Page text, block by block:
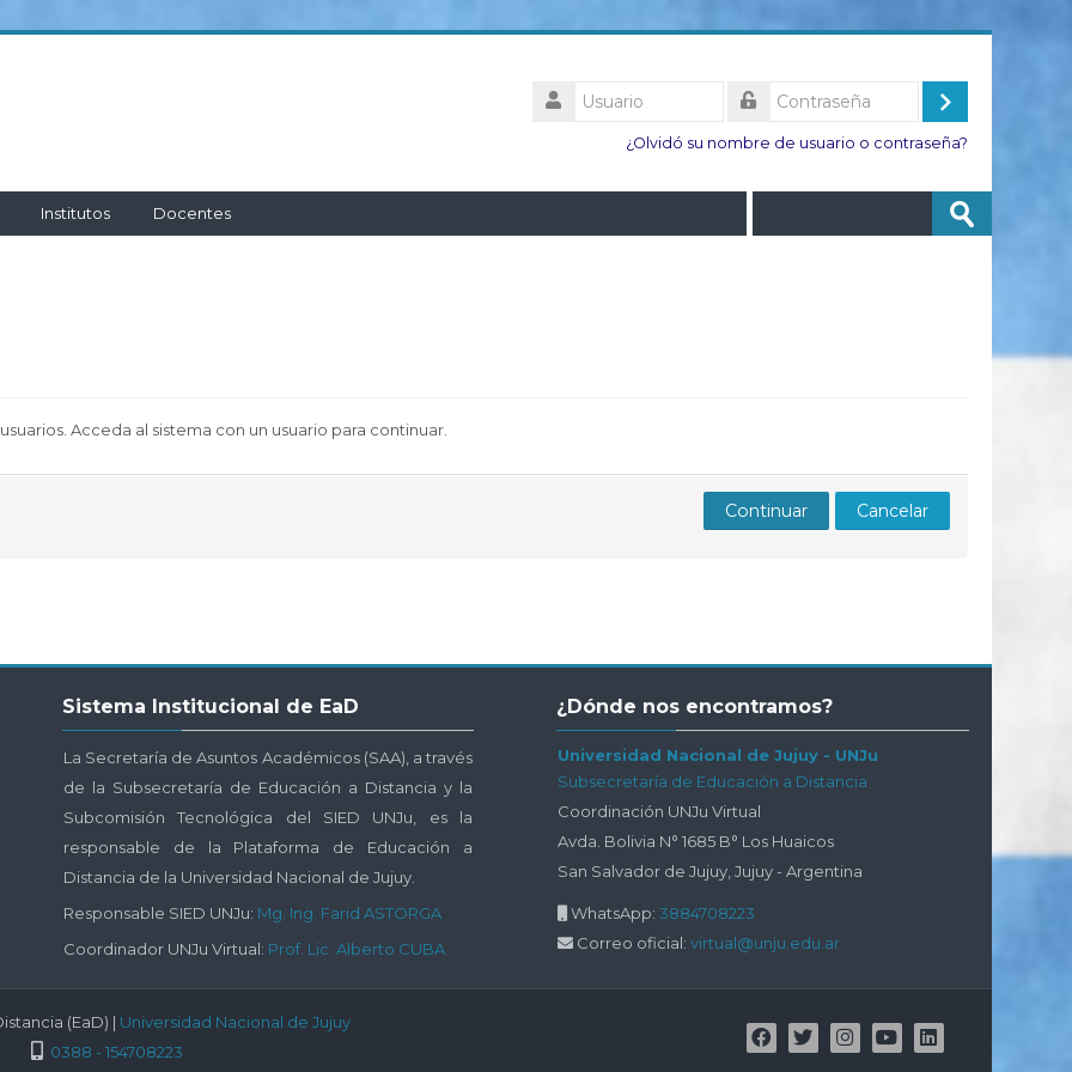
Usuario
Acceder
¿Olvidó su nombre de usuario o contraseña?
Institutos Docentes
Enviar
Acceda al sistema con un usuario para continuar.
Continuar Cancelar
Sistema
Sistema Institucional de EaD
La Secretaría de Asuntos Académicos (SAA), a través
de la Subsecretaría de Educación a Distancia y la
Subcomisión Tecnológica del SIED UNJu, es la
responsable de la Plataforma de Educación a
Distancia de la Universidad Nacional de Jujuy.
Responsable SIED UNJu: Mg. Ing. Farid ASTORGA
Coordinador UNJu Virtual: Prof. Lic. Alberto CUBA
¿Dónde
¿Dónde nos encontramos?
Universidad Nacional de Jujuy - UNJu
Subsecretaría de Educación a Distancia
Coordinación UNJu Virtual
Avda. Bolivia N° 1685 B° Los Huaicos
San Salvador de Jujuy, Jujuy - Argentina
WhatsApp: 3884708223
Correo oficial:virtual@unju.edu.ar
(EaD) | Universidad Nacional de Jujuy
0388 - 154708223